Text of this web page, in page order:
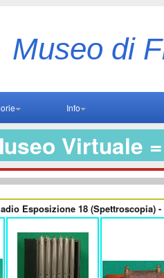
Museo di
Info
Virtuale
Esposizione 18 (Spettroscopia)